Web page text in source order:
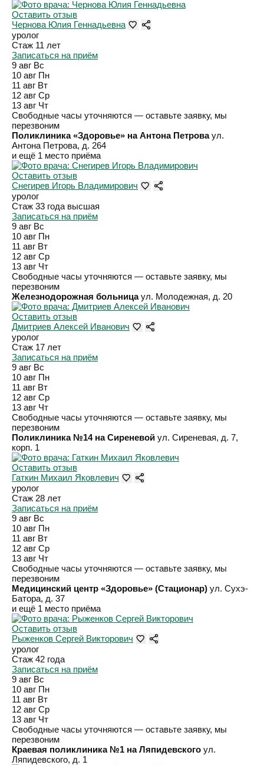
Оставить отзыв
Чернова Юлия Геннадьевна
уролог
Стаж 11 лет
Записаться на приём
9 авг Вс
10 авг Пн
11 авг Вт
12 авг Ср
13 авг Чт
Свободные часы уточняются — оставьте заявку, мы
перезвоним
Поликлиника «Здоровье» на Антона Петрова ул.
Антона Петрова, д. 264
и ещё 1 место приёма
Оставить отзыв
Снегирев Игорь Владимирович
уролог
Стаж 33 года высшая
Записаться на приём
9 авг Вс
10 авг Пн
11 авг Вт
12 авг Ср
13 авг Чт
Свободные часы уточняются — оставьте заявку, мы
перезвоним
Железнодорожная больница ул. Молодежная, д. 20
Оставить отзыв
Дмитриев Алексей Иванович
уролог
Стаж 17 лет
Записаться на приём
9 авг Вс
10 авг Пн
11 авг Вт
12 авг Ср
13 авг Чт
Свободные часы уточняются — оставьте заявку, мы
перезвоним
Поликлиника №14 на Сиреневой ул. Сиреневая, д. 7,
корп. 1
Оставить отзыв
Гаткин Михаил Яковлевич
уролог
Стаж 28 лет
Записаться на приём
9 авг Вс
10 авг Пн
11 авг Вт
12 авг Ср
13 авг Чт
Свободные часы уточняются — оставьте заявку, мы
перезвоним
Медицинский центр «Здоровье» (Стационар) ул. Сухэ-
Батора, д. 37
и ещё 1 место приёма
Оставить отзыв
Рыженков Сергей Викторович
уролог
Стаж 42 года
Записаться на приём
9 авг Вс
10 авг Пн
11 авг Вт
12 авг Ср
13 авг Чт
Свободные часы уточняются — оставьте заявку, мы
перезвоним
Краевая поликлиника №1 на Ляпидевского ул.
Ляпидевского, д. 1